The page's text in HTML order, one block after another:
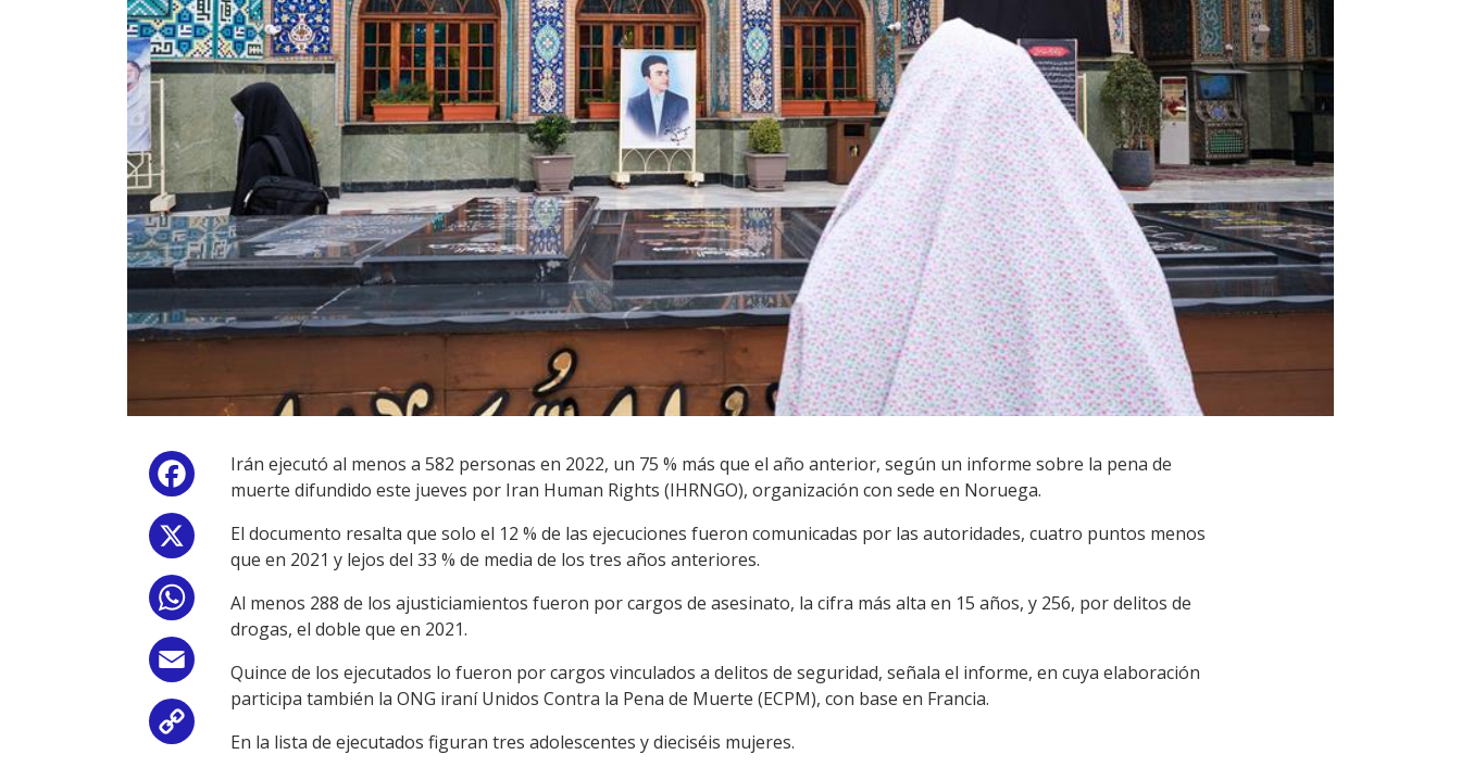
Facebook
WhatsApp
Email
Irán ejecutó al menos a 582 personas en 2022, un 75 % más que el año anterior, según un informe sobre la pena de
muerte difundido este jueves por Iran Human Rights (IHRNGO), organización con sede en Noruega.
El documento resalta que solo el 12 % de las ejecuciones fueron comunicadas por las autoridades, cuatro puntos menos
que en 2021 y lejos del 33 % de media de los tres años anteriores.
Al menos 288 de los ajusticiamientos fueron por cargos de asesinato, la cifra más alta en 15 años, y 256, por delitos de
drogas, el doble que en 2021.
Quince de los ejecutados lo fueron por cargos vinculados a delitos de seguridad, señala el informe, en cuya elaboración
participa también la ONG iraní Unidos Contra la Pena de Muerte (ECPM), con base en Francia.
En la lista de ejecutados figuran tres adolescentes y dieciséis mujeres.